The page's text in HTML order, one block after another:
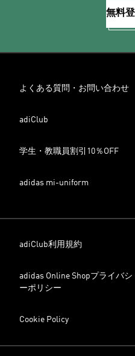
無料
よくある質問・お問い合わせ
adiClub
学生・教職員割引10％OFF
adidas mi-uniform
adiClub利用規約
adidas Online Shopプライバシ
ーポリシー
Cookie Policy